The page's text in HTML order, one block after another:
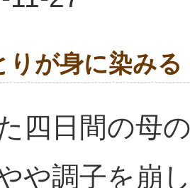
りが身に染みる
四日間の母
や調子を崩